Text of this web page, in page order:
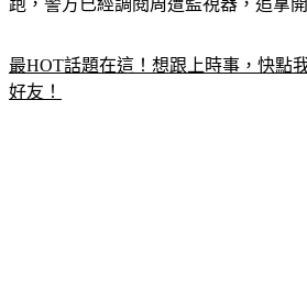
跑，警方已經調閱周遭監視器，追拿
最HOT話題在這！想跟上時事，快點
好友！